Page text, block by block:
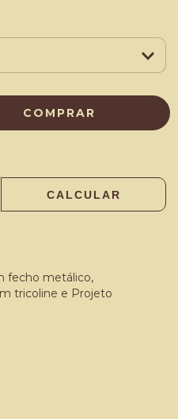
CALCULAR
fecho metálico,
tricoline e Projeto